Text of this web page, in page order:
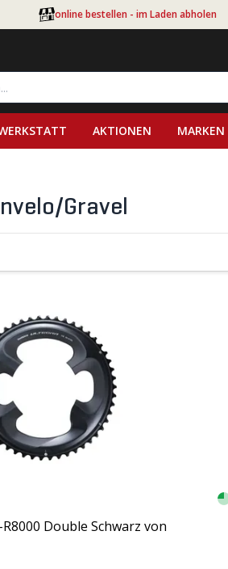
online bestellen - im Laden abholen
AKTIONEN MARKEN
Gravel
Double Schwarz von